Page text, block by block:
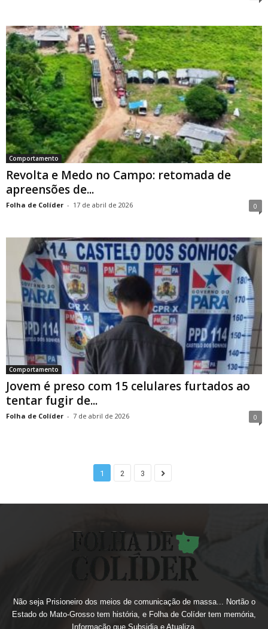
Comportamento
Revolta e Medo no Campo: retomada de
apreensões de...
Folha de Colíder - 17 de abril de 2026 0
Comportamento
Jovem é preso com 15 celulares furtados ao
tentar fugir de...
Folha de Colíder - 7 de abril de 2026 0
1 2 3
Não seja Prisioneiro dos meios de comunicação de massa... Nortão o
Estado do Mato-Grosso tem história, e Folha de Colíder tem memória,
Informação que Subsidia e Atualiza.